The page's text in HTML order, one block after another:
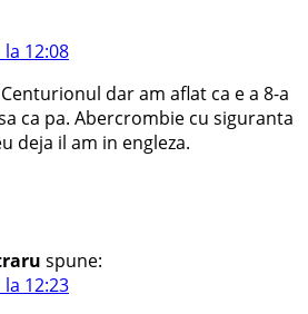
12:08
dar am aflat ca e a 8-a
ca pa. Abercrombie cu siguranta
deja il am in engleza.
spune:
12:23